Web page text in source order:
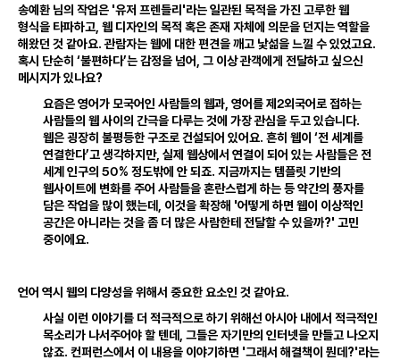
송예환 님의 작업은 '유저 프렌들리'라는 일관된 목적을 가진 고루한 웹
형식을 타파하고 웹 디자인의 목적 혹은 존재 자체에 의문을 던지는 역할을
해왔던 것 같아요.관람자는 웹에 대한 편견을 깨고 낯섦을 느낄 수 있었고요.
혹시 단순히 ‘불편하다’는 감정을 넘어
그 이상 관객에게 전달하고 싶으신
메시지가 있나요?
요즘은 영어가 모국어인 사람들의 웹과 영어를 제 2외국어로 접하는
사람들의 웹 사이의 간극을 다루는 것에 가장 관심을 두고 있습니다.
웹은 굉장히 불평등한 구조로 건설되어 있어요. 흔히 웹이 ‘전 세계를
연결한다’고 생각하지만, 실제 웹상에서 연결이 되어 있는 사람들은 전
세계 인구의 50% 정도밖에 안 되죠. 지금까지는 템플릿 기반의
웹사이트에 변화를 주어 사람들을 혼란스럽게 하는 등 약간의 풍자를
담은 작업을 많이 했는데
이것을 확장해 '어떻게 하면 웹이 이상적인
공간은 아니라는 것을 좀 더 많은 사람한테 전달할 수 있을까?' 고민
중이에요.
언어 역시 웹의 다양성을 위해서 중요한 요소인 것 같아요.
사실 이런 이야기를 더 적극적으로 하기 위해선 아시아 내에서 적극적인
목소리가 나서주어야 할 텐데
그들은 자기만의 인터넷을 만들고 나오지
않죠. 컨퍼런스에서 이 내용을 이야기하면 '그래서 해결책이 뭔데?'라는